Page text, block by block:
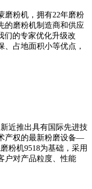
磨粉机，拥有22年磨粉
的磨粉机制造商和供应
们的专家优化升级改
占地面积小等优点，
近推出具有国际先进技
产权的最新粉磨设备—
粉机9518为基础，采用
户对产品粒度、性能